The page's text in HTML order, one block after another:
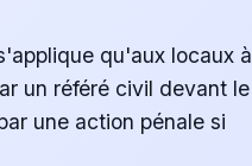
qu'aux locaux à
un référé civil devant le
une action pénale si